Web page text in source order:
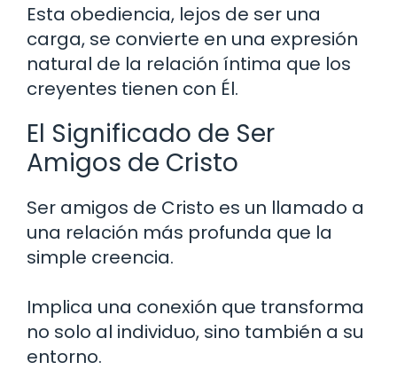
Esta obediencia, lejos de ser una
carga, se convierte en una expresión
natural de la relación íntima que los
creyentes tienen con Él.
El Significado de Ser
Amigos de Cristo
Ser amigos de Cristo es un llamado a
una relación más profunda que la
simple creencia.
Implica una conexión que transforma
no solo al individuo, sino también a su
entorno.